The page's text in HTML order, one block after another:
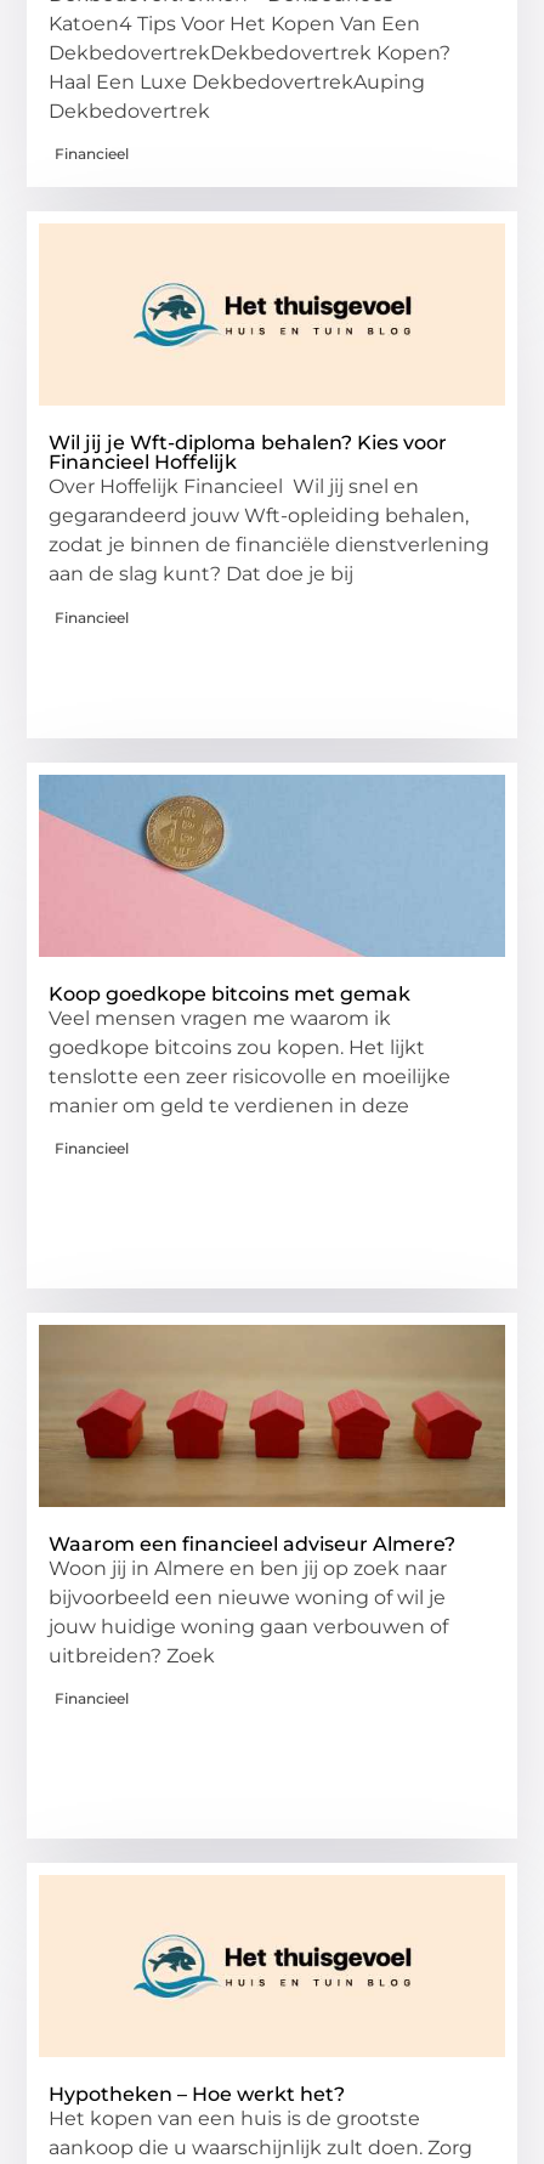
Katoen4 Tips Voor Het Kopen Van Een
DekbedovertrekDekbedovertrek Kopen?
Haal Een Luxe DekbedovertrekAuping
Dekbedovertrek
Financieel
Wil jij je Wft-diploma behalen? Kies voor
Financieel Hoffelijk
Over Hoffelijk Financieel Wil jij snel en
gegarandeerd jouw Wft-opleiding behalen,
zodat je binnen de financiële dienstverlening
aan de slag kunt? Dat doe je bij
Financieel
Koop goedkope bitcoins met gemak
Veel mensen vragen me waarom ik
goedkope bitcoins zou kopen. Het lijkt
tenslotte een zeer risicovolle en moeilijke
manier om geld te verdienen in deze
Financieel
Waarom een financieel adviseur Almere?
Woon jij in Almere en ben jij op zoek naar
bijvoorbeeld een nieuwe woning of wil je
jouw huidige woning gaan verbouwen of
uitbreiden? Zoek
Financieel
Hypotheken – Hoe werkt het?
Het kopen van een huis is de grootste
aankoop die u waarschijnlijk zult doen. Zorg